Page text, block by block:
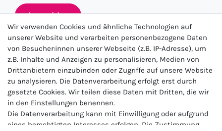
Anmelden
★★★★★
4.5 / 5.0 (23.143)
Wir verwenden Cookies und ähnliche Technologien auf
unserer Website und verarbeiten personenbezogene Daten
von Besucher:innen unserer Webseite (z.B. IP-Adresse), um
z.B. Inhalte und Anzeigen zu personalisieren, Medien von
Drittanbietern einzubinden oder Zugriffe auf unsere Website
zu analysieren. Die Datenverarbeitung erfolgt erst durch
gesetzte Cookies. Wir teilen diese Daten mit Dritten, die wir
in den Einstellungen benennen.
Die Datenverarbeitung kann mit Einwilligung oder aufgrund
eines berechtigten Interesses erfolgen. Die Zustimmung